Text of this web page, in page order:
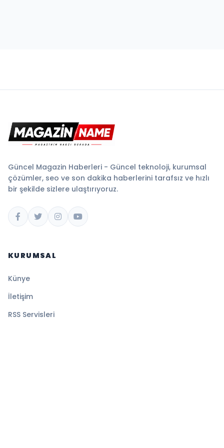
Güncel Magazin Haberleri - Güncel teknoloji, kurumsal
çözümler, seo ve son dakika haberlerini tarafsız ve hızlı
bir şekilde sizlere ulaştırıyoruz.
KURUMSAL
Künye
İletişim
RSS Servisleri